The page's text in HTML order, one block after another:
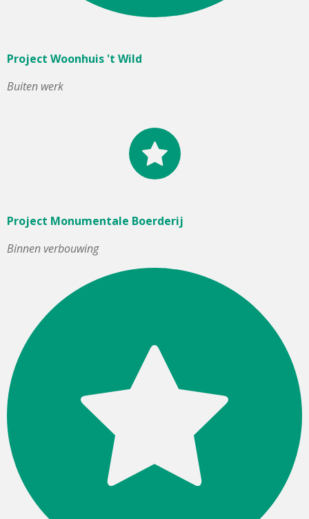
Project Woonhuis 't Wild
Buiten werk
Project Monumentale Boerderij
Binnen verbouwing